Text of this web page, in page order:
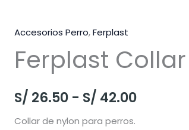
Accesorios Perro,Ferplast
Ferplast
S/ 26.50 - S/ 42.00Rango
Collar de nylon para perros.